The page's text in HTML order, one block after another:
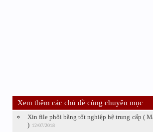
Xem thêm các chủ đề cùng chuyên mục
Xin file phôi bằng tốt nghiệp hệ trung cấp (
) 12/07/2018